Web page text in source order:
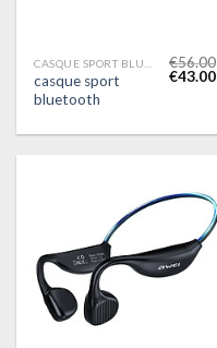
casque sport
bluetooth
€56.00
€43.00